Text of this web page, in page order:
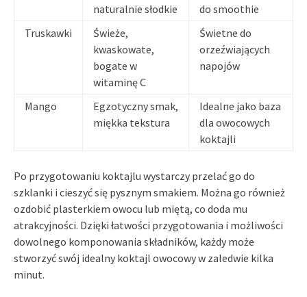
naturalnie słodkie
do smoothie
Truskawki
Świeże,
kwaskowate,
bogate w
witaminę C
Świetne do
orzeźwiających
napojów
Mango
Egzotyczny smak,
miękka tekstura
Idealne jako baza
dla owocowych
koktajli
Po przygotowaniu koktajlu wystarczy przelać go do
szklanki i cieszyć się pysznym smakiem. Można go również
ozdobić plasterkiem owocu lub miętą, co doda mu
atrakcyjności. Dzięki łatwości przygotowania i możliwości
dowolnego komponowania składników, każdy może
stworzyć swój idealny koktajl owocowy w zaledwie kilka
minut.